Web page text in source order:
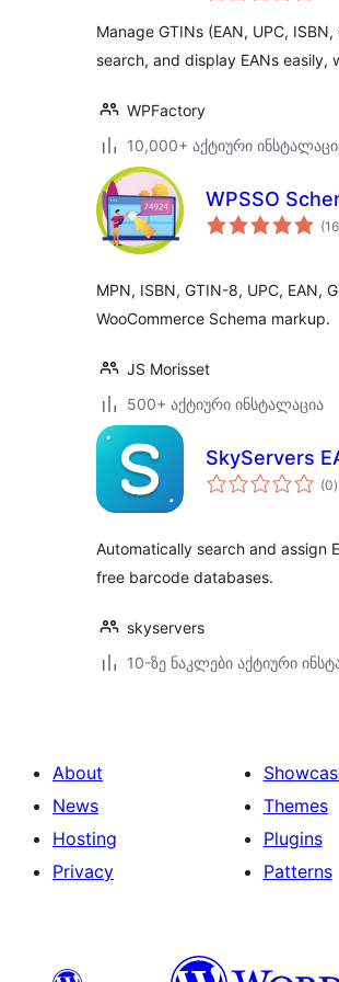
Manage GTINs (EAN, UPC,
search, and display EANs
WPFactory
10,000+ აქტიური
WPSSO
(16
MPN, ISBN, GTIN-8, UPC, EAN,
WooCommerce Schema markup.
JS Morisset
500+ აქტიური ინსტალაცია
SkyServers
(0)
Automatically search and assign
free barcode databases.
skyservers
10-ზე ნაკლები აქტიური
About
News
Hosting
Privacy
Themes
Plugins
Patterns